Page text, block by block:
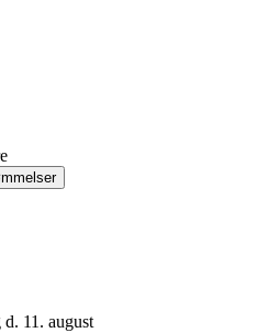
d. 11. august